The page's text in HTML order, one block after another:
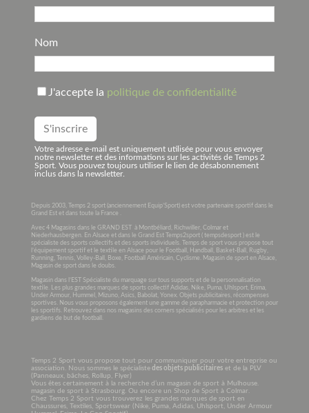
Nom
J'accepte la politique de confidentialité
Votre adresse e-mail est uniquement utilisée pour vous envoyer
notre newsletter et des informations sur les activités de Temps 2
Sport. Vous pouvez toujours utiliser le lien de désabonnement
inclus dans la newsletter.
Depuis 2003, Temps 2 sport (anciennement Equip’Sport) est votre partenaire sportif dans le
Grand Est et dans toute la France .
Avec 4 Magasins dans le GRAND EST à Montbéliard, Richwiller, Colmar et
Niederhausbergen. En Alsace et dans le Grand Est Temps2sport ( tempsdesport ) est le
spécialiste des sports collectifs et des sports individuels. Temps de sport vous propose tout
l’équipement sportif et le textile en Alsace pour le Football, Handball, Basket-Ball, Rugby,
Running, Tennis, Volley-Ball, Boxe, Football Américain, Cyclisme. Magasin de sport en Alsace,
Magasin de sport dans le doubs.
Magasin dans l’EST Spécialiste du marquage sur tous supports et de la personnalisation
textile. Les plus grandes marques de sports collectif Adidas, Nike, Puma, Uhlsport, Erima,
Under Armour, Hummel, Mizuno, Asics, Babolat, Yonex. Objets publicitaires, récompenses
sportives. Nous vous proposons également une gamme de parapharmacie et protection pour
les sportifs. Retrouvez dans nos magasins des corners spécialisés pour les arbitres et les
gardiens de but de football.
Temps 2 Sport vous propose tout pour communiquer pour votre entreprise ou
association. Nous sommes le spécialistedes objets publicitaireset de la PLV
(Panneaux, bâches, Rollup, Flyer)
Vous êtes certainement à la recherche d’un magasin de sport à Mulhouse.
magasin de sport à Strasbourg. Ou encore un Shop de Sport à Colmar.
Chez Temps 2 Sport vous trouverez les grandes marques de sport en
Chaussures, Textiles, Sportswear (Nike, Puma, Adidas, Uhlsport, Under Armour